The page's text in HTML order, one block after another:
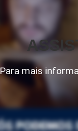
Para mais